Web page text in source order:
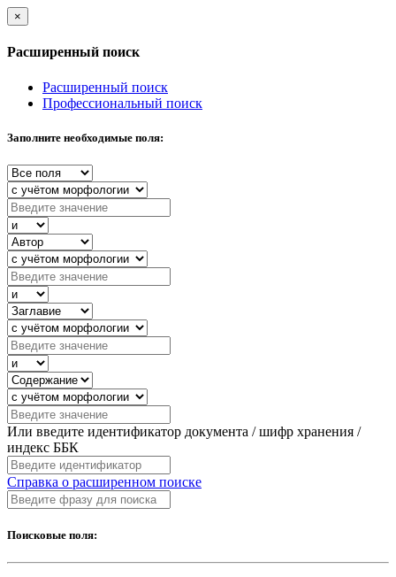
×
Расширенный поиск
Расширенный поиск
Профессиональный поиск
Заполните необходимые поля:
Или введите идентификатор документа / шифр хранения /
индекс ББК
Справка о расширенном поиске
Поисковые поля: